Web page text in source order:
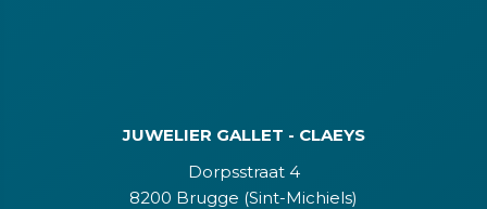
JUWELIER GALLET - CLAEYS
Dorpsstraat 4
8200 Brugge (Sint-Michiels)